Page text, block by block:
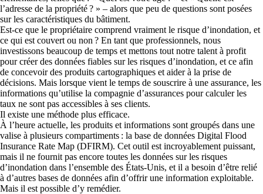
l’adresse de la propriété ? » – alors que peu de questions sont posées
sur les caractéristiques du bâtiment.
Est-ce que le propriétaire comprend vraiment le risque d’inondation, et
ce qui est couvert ou non ? En tant que professionnels, nous
investissons beaucoup de temps et mettons tout notre talent à profit
pour créer des données fiables sur les risques d’inondation, et ce afin
de concevoir des produits cartographiques et aider à la prise de
décisions. Mais lorsque vient le temps de souscrire à une assurance, les
informations qu’utilise la compagnie d’assurances pour calculer les
taux ne sont pas accessibles à ses clients.
Il existe une méthode plus efficace.
À l’heure actuelle, les produits et informations sont groupés dans une
valise à plusieurs compartiments : la base de données Digital Flood
Insurance Rate Map (DFIRM). Cet outil est incroyablement puissant,
mais il ne fournit pas encore toutes les données sur les risques
d’inondation dans l’ensemble des États-Unis, et il a besoin d’être relié
à d’autres bases de données afin d’offrir une information exploitable.
Mais il est possible d’y remédier.